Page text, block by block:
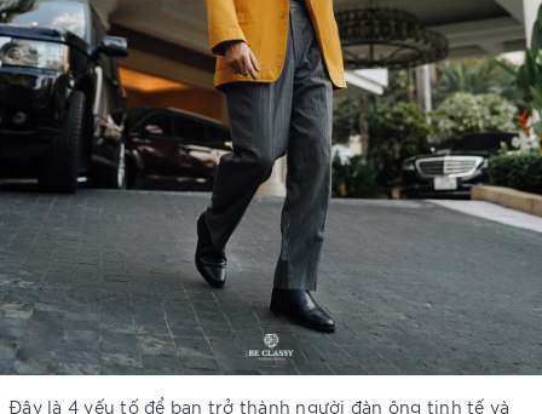
Đây là 4 yếu tố để bạn trở thành người đàn ông tinh tế và